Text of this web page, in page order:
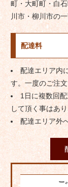
町・大町町・白
川市・柳川市の
配達料
配達エリア内
す。一度のご注
1日に複数回
して頂く事はあり
配達エリア外